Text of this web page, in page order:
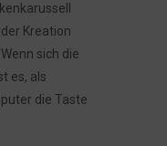
Kreation
sich die
es, als
die Taste